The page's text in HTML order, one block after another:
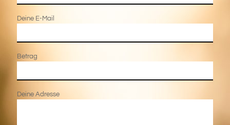
Deine E-Mail
Betrag
Deine Adresse